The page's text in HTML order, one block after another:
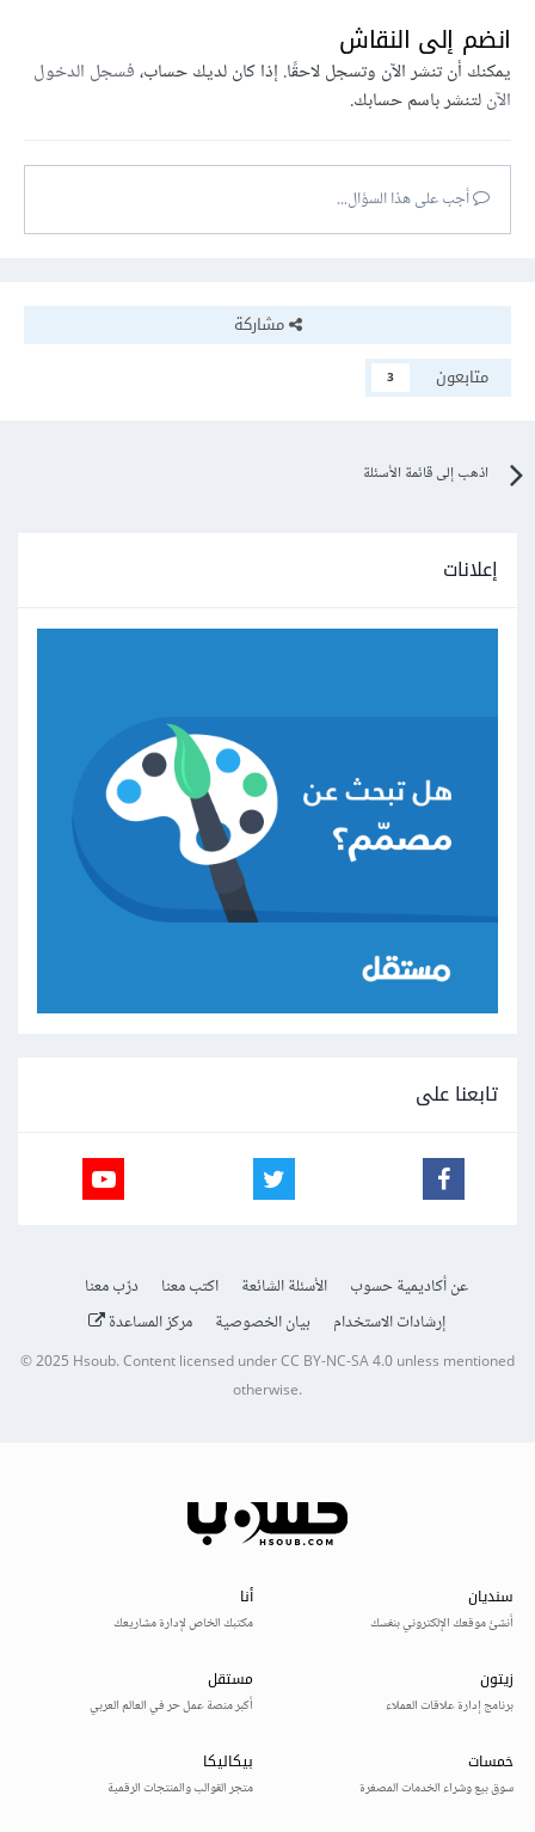
انضم إلى النقاش
يمكنك أن تنشر الآن وتسجل لاحقًا. إذا كان لديك حساب،فسجل الدخول
الآنلتنشر باسم حسابك.
أجب على هذا السؤال...
مشاركة
متابعون
3
اذهب إلى قائمة الأسئلة
إعلانات
تابعنا على
عن أكاديمية حسوب الأسئلة الشائعة اكتب معنا
درّب معنا
إرشادات الاستخدام
بيان الخصوصية مركز المساعدة
© 2025Hsoub.Content licensed underCC BY-NC-SA 4.0unless mentioned
otherwise.